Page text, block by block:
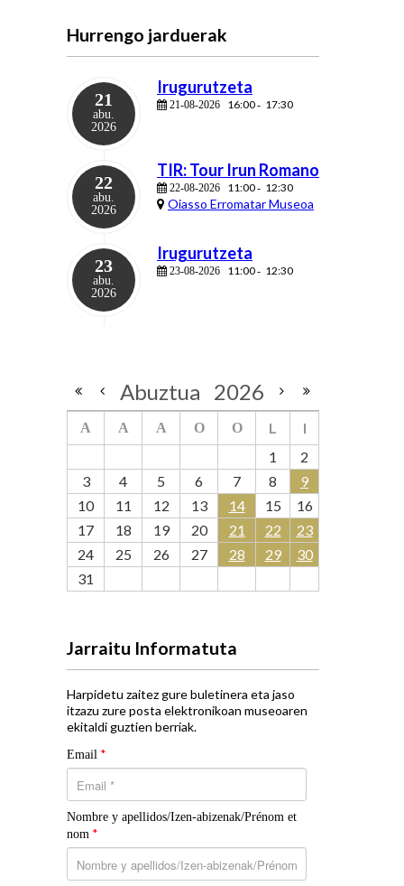
Hurrengo jarduerak
21
abu.
2026
Irugurutzeta
21-08-2026 16:00- 17:30
22
abu.
2026
TIR: Tour Irun Romano
22-08-2026 11:00- 12:30
Oiasso Erromatar Museoa
23
abu.
2026
Irugurutzeta
23-08-2026 11:00- 12:30
Abuztua 2026
A A A O O L
I
1
2
3
4 5 6 7 8
9
10
11 12 13 14 15
16
17
18 19 20 21 22
23
24
25 26 27 28 29
30
31
Jarraitu Informatuta
Harpidetu zaitez gure buletinera eta jaso
itzazu zure posta elektronikoan museoaren
ekitaldi guztien berriak.
Email *
Nombre y apellidos/Izen-abizenak/Prénom et
nom *